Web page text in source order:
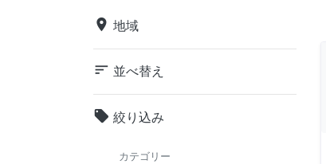
place 地域
sort 並べ替え
local_offer 絞り込み
カテゴリー